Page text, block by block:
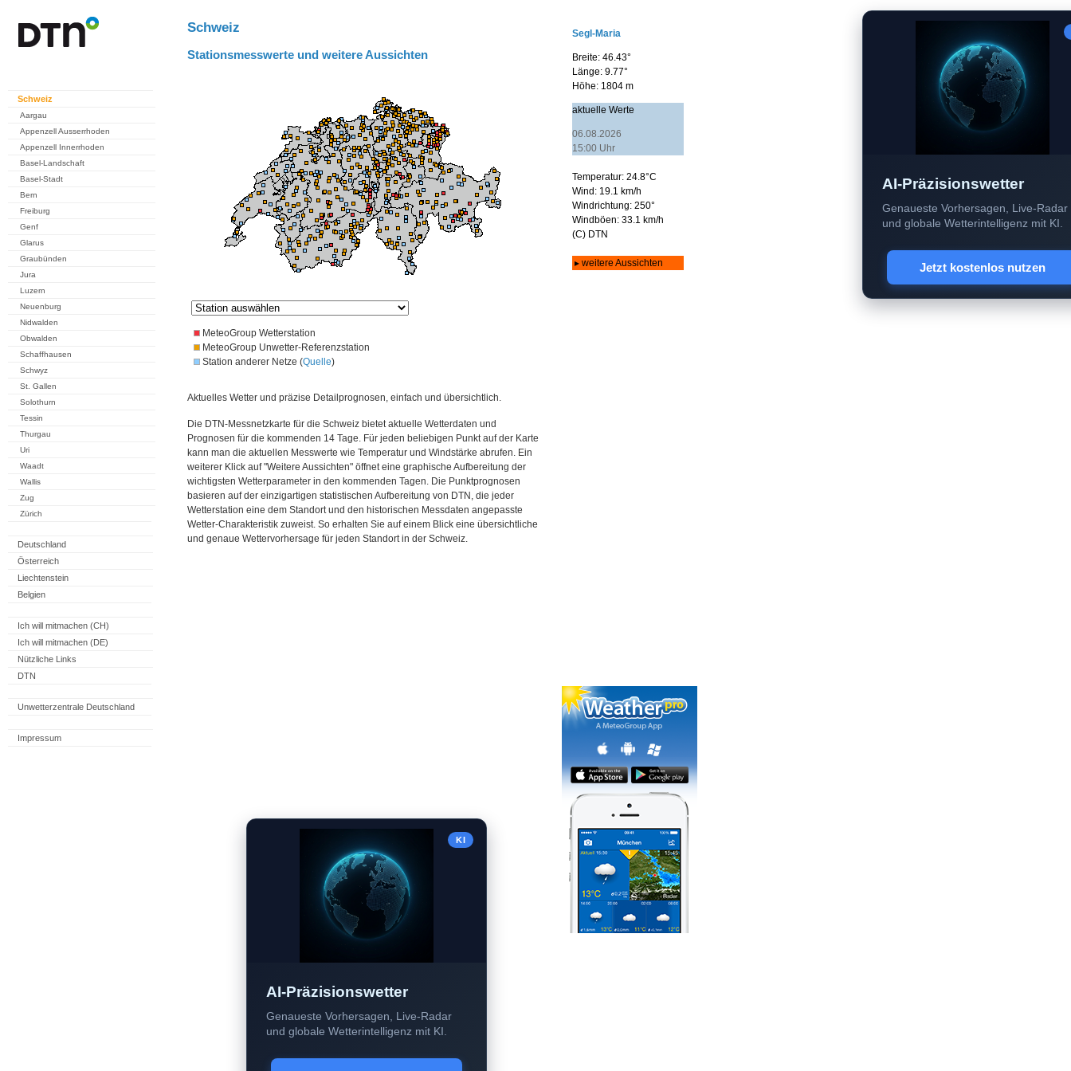
Schweiz
Aargau
Appenzell Ausserrhoden
Appenzell Innerrhoden
Basel-Landschaft
Basel-Stadt
Bern
Freiburg
Genf
Glarus
Graubünden
Jura
Luzern
Neuenburg
Nidwalden
Obwalden
Schaffhausen
Schwyz
St. Gallen
Solothurn
Tessin
Thurgau
Uri
Waadt
Wallis
Zug
Zürich
Deutschland
Österreich
Liechtenstein
Belgien
Ich will mitmachen (CH)
Ich will mitmachen (DE)
Nützliche Links
DTN
Unwetterzentrale Deutschland
Impressum
Schweiz
Stationsmesswerte und weitere Aussichten
MeteoGroup Wetterstation
MeteoGroup Unwetter-Referenzstation
Station anderer Netze (Quelle)
Aktuelles Wetter und präzise Detailprognosen, einfach und übersichtlich.
Die DTN-Messnetzkarte für die Schweiz bietet aktuelle Wetterdaten und
Prognosen für die kommenden 14 Tage. Für jeden beliebigen Punkt auf der Karte
kann man die aktuellen Messwerte wie Temperatur und Windstärke abrufen. Ein
weiterer Klick auf "Weitere Aussichten" öffnet eine graphische Aufbereitung der
wichtigsten Wetterparameter in den kommenden Tagen. Die Punktprognosen
basieren auf der einzigartigen statistischen Aufbereitung von DTN, die jeder
Wetterstation eine dem Standort und den historischen Messdaten angepasste
Wetter-Charakteristik zuweist. So erhalten Sie auf einem Blick eine übersichtliche
und genaue Wettervorhersage für jeden Standort in der Schweiz.
KI
AI-Präzisionswetter
Genaueste Vorhersagen, Live-Radar
und globale Wetterintelligenz mit KI.
AI-Präzisionswetter
Genaueste Vorhersagen, Live-Radar
und globale Wetterintelligenz mit KI.
Jetzt kostenlos nutzen